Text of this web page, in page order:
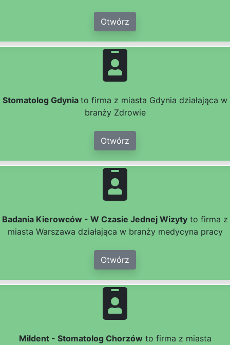
Otwórz
Stomatolog Gdynia to firma z miasta Gdynia działająca w
branży Zdrowie
Otwórz
Badania Kierowców - W Czasie Jednej Wizyty to firma z
miasta Warszawa działająca w branży medycyna pracy
Otwórz
Mildent - Stomatolog Chorzów to firma z miasta